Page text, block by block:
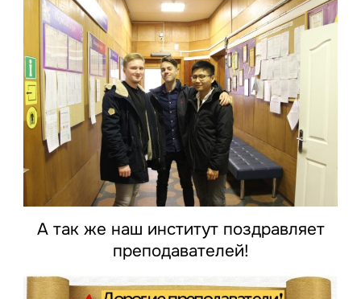
А так же наш институт поздравляет
преподавателей!